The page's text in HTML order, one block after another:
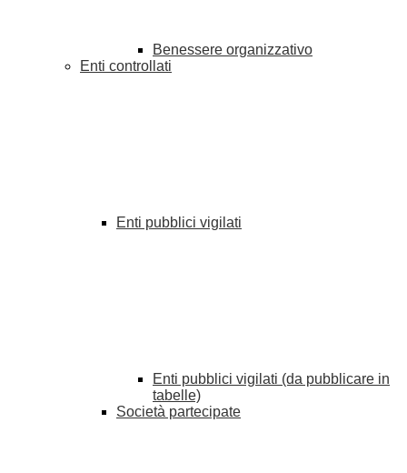
Benessere organizzativo
Enti controllati
Enti pubblici vigilati
Enti pubblici vigilati (da pubblicare in
tabelle)
Società partecipate